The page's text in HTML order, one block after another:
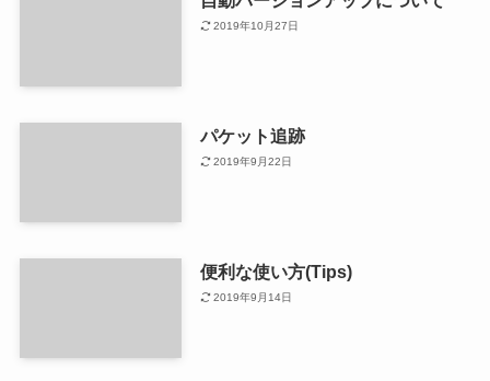
2019年10月27日
パケット追跡
2019年9月22日
便利な使い方(Tips)
2019年9月14日